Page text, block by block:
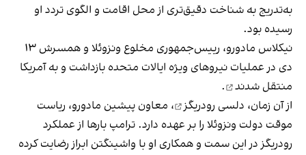
به‌تدریج به شناخت دقیق‌تری از محل اقامت و الگوی تردد او
رسیده بود.
نیکلاس مادورو، رییس‌جمهوری مخلوع ونزوئلا و همسرش ۱۳
دی در عملیات نیروهای ویژه ایالات متحده بازداشت و به آمریکا
منتقل شدند
.
از آن زمان، دلسی رودریگز
، معاون پیشین مادورو، ریاست
موقت دولت ونزوئلا را بر عهده دارد. ترامپ بارها از عملکرد
رودریگز در این سمت و همکاری او با واشینگتن ابراز رضایت کرده